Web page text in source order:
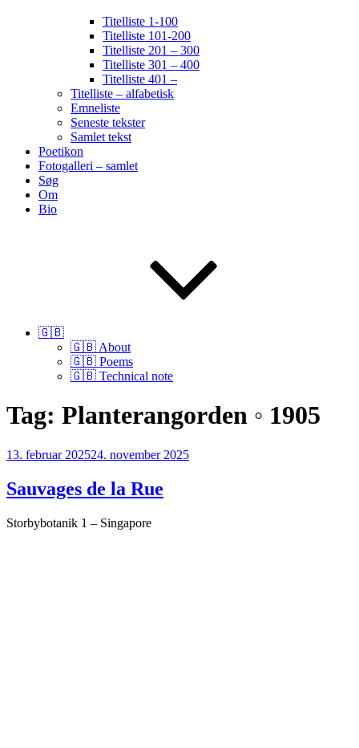
Titelliste 1-100
Titelliste 101-200
Titelliste 201 – 300
Titelliste 301 – 400
Titelliste 401 –
Titelliste – alfabetisk
Emneliste
Seneste tekster
Samlet tekst
Poetikon
Fotogalleri – samlet
Søg
Om
Bio
🇬🇧
🇬🇧 About
🇬🇧 Poems
🇬🇧 Technical note
Tag: Planterangorden ◦ 1905
Udgivet
13. februar 202524. november 2025
Sauvages de la Rue
Storbybotanik 1 – Singapore